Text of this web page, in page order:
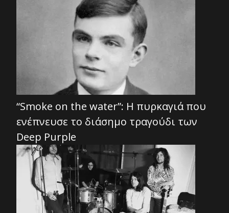
“Smoke on the water”: Η πυρκαγιά που
ενέπνευσε το διάσημο τραγούδι των
Deep Purple